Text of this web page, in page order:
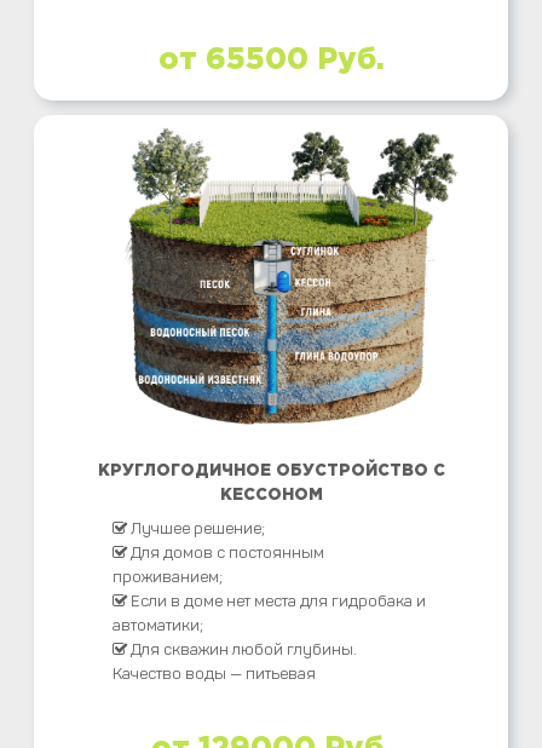
от 65500 Руб.
КРУГЛОГОДИЧНОЕ ОБУСТРОЙСТВО С
КЕССОНОМ
Лучшее решение;
Для домов с постоянным
проживанием;
Если в доме нет места для гидробака и
автоматики;
Для скважин любой глубины.
Качество воды — питьевая